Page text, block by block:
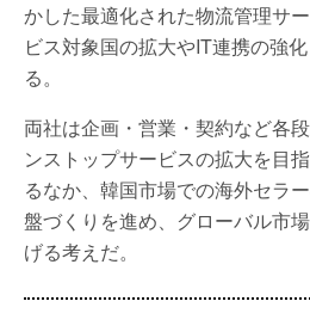
かした最適化された物流管理サ
ビス対象国の拡大やIT連携の強
る。
両社は企画・営業・契約など各
ンストップサービスの拡大を目
るなか、韓国市場での海外セラ
盤づくりを進め、グローバル市
げる考えだ。